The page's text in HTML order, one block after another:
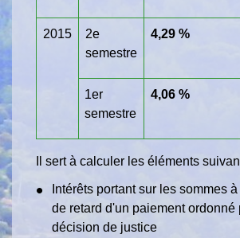
2015 2e
semestre
4,29 %
1er
semestre
4,06 %
Il sert à calculer les éléments
Intérêts portant sur les sommes
de retard d'un paiement ordonné
décision de justice